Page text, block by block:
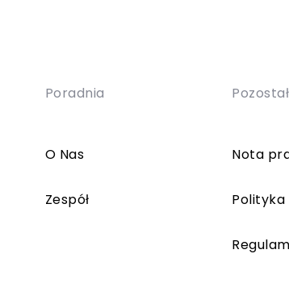
Poradnia
O Nas
Zespół
Nota